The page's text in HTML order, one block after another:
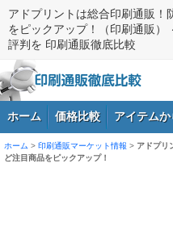
アドプリントは総合印刷通販！
をピックアップ！（印刷通販）
評判を 印刷通販徹底比較
ホーム 価格比較 アイテム
ホーム > 印刷通販マーケット情報 > アドプリ
ど注目商品をピックアップ！